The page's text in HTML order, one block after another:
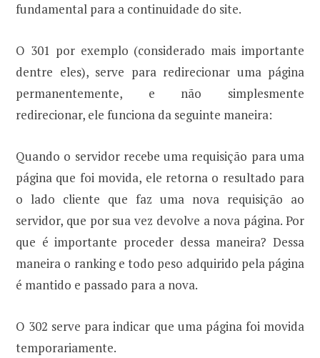
fundamental para a continuidade do site.
O 301 por exemplo (considerado mais importante
dentre eles), serve para redirecionar uma página
permanentemente, e não simplesmente
redirecionar, ele funciona da seguinte maneira:
Quando o servidor recebe uma requisição para uma
página que foi movida, ele retorna o resultado para
o lado cliente que faz uma nova requisição ao
servidor, que por sua vez devolve a nova página. Por
que é importante proceder dessa maneira? Dessa
maneira o ranking e todo peso adquirido pela página
é mantido e passado para a nova.
O 302 serve para indicar que uma página foi movida
temporariamente.